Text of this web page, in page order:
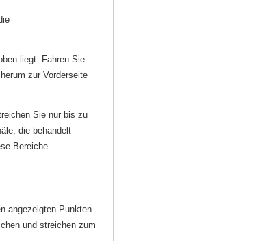
liegt. Fahren Sie
zur Vorderseite
Sie nur bis zu
die behandelt
Bereiche
angezeigten Punkten
und streichen zum